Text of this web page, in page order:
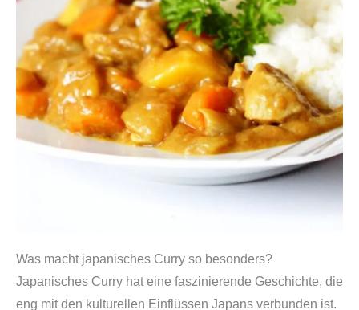
Was macht japanisches Curry so besonders?
Japanisches Curry hat eine faszinierende Geschichte, die
eng mit den kulturellen Einflüssen Japans verbunden ist.